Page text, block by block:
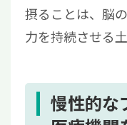
摂ることは、脳
力を持続させる
慢性的な